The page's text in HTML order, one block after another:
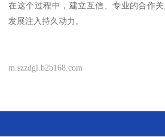
在这个过程中，建立互信、专业的合作
发展注入持久动力。
m.szzdgl.b2b168.com